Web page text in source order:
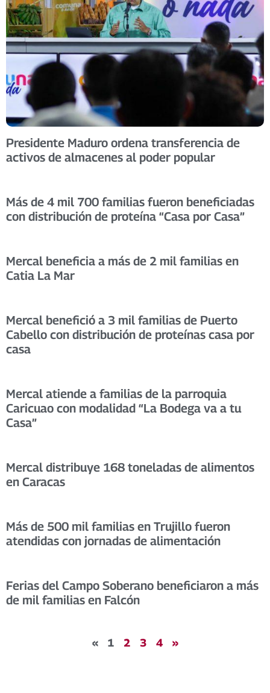
Presidente Maduro ordena transferencia de
activos de almacenes al poder popular
Más de 4 mil 700 familias fueron beneficiadas
con distribución de proteína “Casa por Casa”
Mercal beneficia a más de 2 mil familias en
Catia La Mar
Mercal benefició a 3 mil familias de Puerto
Cabello con distribución de proteínas casa por
casa
Mercal atiende a familias de la parroquia
Caricuao con modalidad “La Bodega va a tu
Casa”
Mercal distribuye 168 toneladas de alimentos
en Caracas
Más de 500 mil familias en Trujillo fueron
atendidas con jornadas de alimentación
Ferias del Campo Soberano beneficiaron a más
de mil familias en Falcón
« 1 2 3 4 »